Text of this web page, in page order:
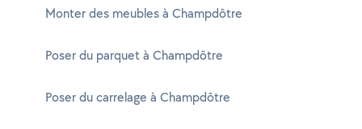
Monter des meubles à Champdôtre
Poser du parquet à Champdôtre
Poser du carrelage à Champdôtre